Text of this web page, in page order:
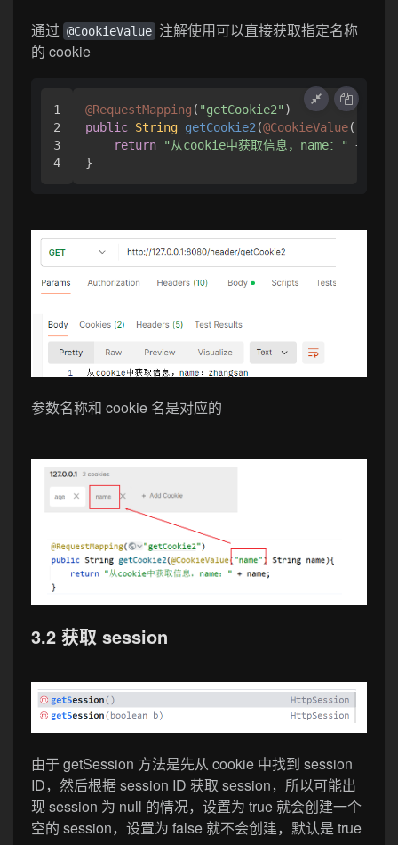
通过 @CookieValue 注解使用可以直接获取指定名称
的 cookie
1
2
3
@RequestMapping ( "getCookie2"
public String getCookie2 (@CookieValue(
return
"从cookie中获取信息，name："
+
}
参数名称和 cookie 名是对应的
3.2 获取 session
由于 getSession 方法是先从 cookie 中找到 session
ID，然后根据 session ID 获取 session，所以可能出
现 session 为 null 的情况，设置为 true 就会创建一个
空的 session，设置为 false 就不会创建，默认是 true